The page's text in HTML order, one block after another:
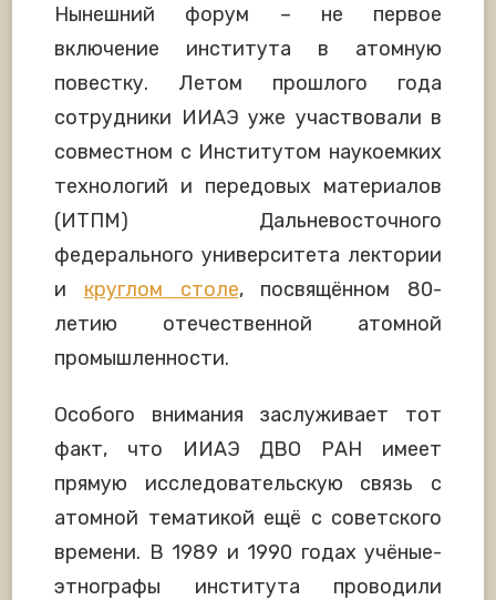
Нынешний форум – не первое
включение института в атомную
повестку. Летом прошлого года
сотрудники ИИАЭ уже участвовали в
совместном с Институтом наукоемких
технологий и передовых материалов
(ИТПМ) Дальневосточного
федерального университета лектории
и круглом столе, посвящённом 80-
летию отечественной атомной
промышленности.
Особого внимания заслуживает тот
факт, что ИИАЭ ДВО РАН имеет
прямую исследовательскую связь с
атомной тематикой ещё с советского
времени. В 1989 и 1990 годах учёные-
этнографы института проводили